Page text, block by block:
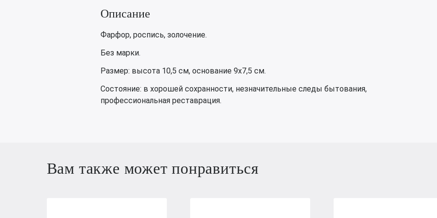
Описание
Фарфор, роспись, золочение.
Без марки.
Размер: высота 10,5 см, основание 9х7,5 см.
Состояние: в хорошей сохранности, незначительные следы бытования,
профессиональная реставрация.
Вам также может понравиться